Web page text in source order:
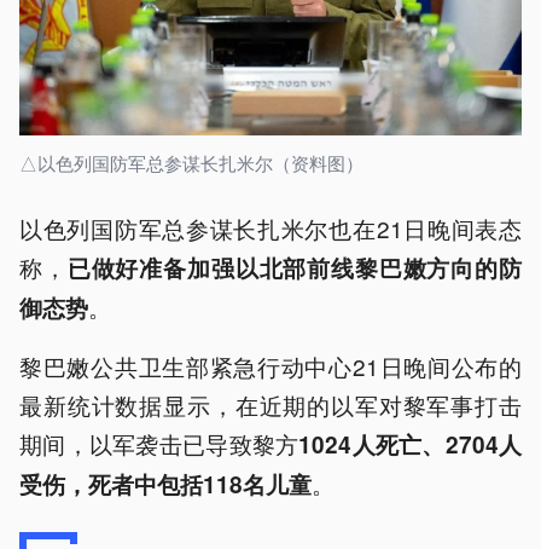
△以色列国防军总参谋长扎米尔（资料图）
以色列国防军总参谋长扎米尔也在21日晚间表态
称， 已做好准备加强以北部前线黎巴嫩方向的防
御态势。
黎巴嫩公共卫生部紧急行动中心21日晚间公布的
最新统计数据显示，在近期的以军对黎军事打击
期间，以军袭击已导致黎方1024人死亡、2704人
受伤，死者中包括118名儿童。